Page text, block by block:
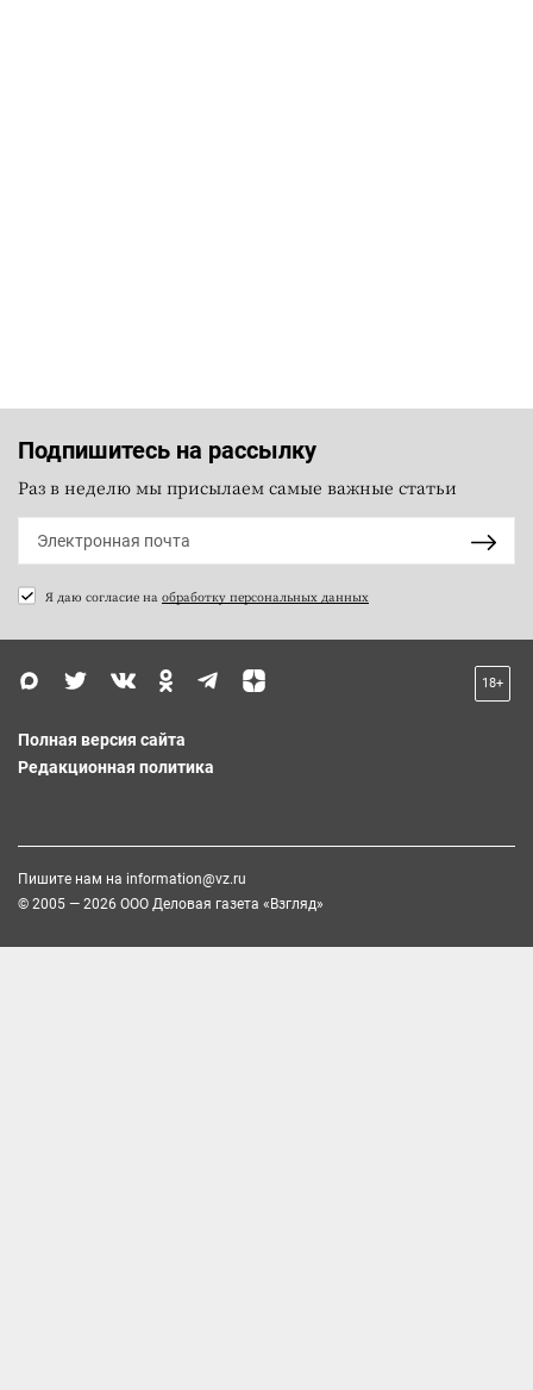
Подпишитесь на рассылку
Раз в неделю мы присылаем самые важные статьи
Я даю согласие на обработку персональных данных
18+
Полная версия сайта
Редакционная политика
Пишите нам на information@vz.ru
© 2005 — 2026 ООО Деловая газета «Взгляд»